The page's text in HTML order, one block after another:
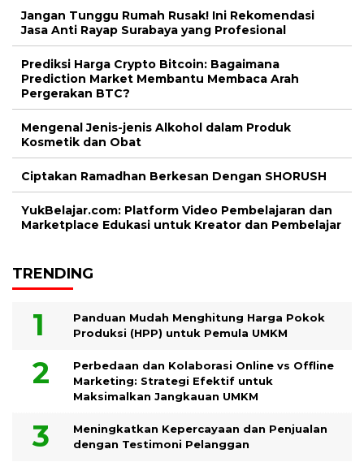
Jangan Tunggu Rumah Rusak! Ini Rekomendasi
Jasa Anti Rayap Surabaya yang Profesional
Prediksi Harga Crypto Bitcoin: Bagaimana
Prediction Market Membantu Membaca Arah
Pergerakan BTC?
Mengenal Jenis-jenis Alkohol dalam Produk
Kosmetik dan Obat
Ciptakan Ramadhan Berkesan Dengan SHORUSH
YukBelajar.com: Platform Video Pembelajaran dan
Marketplace Edukasi untuk Kreator dan Pembelajar
TRENDING
Panduan Mudah Menghitung Harga Pokok
Produksi (HPP) untuk Pemula UMKM
Perbedaan dan Kolaborasi Online vs Offline
Marketing: Strategi Efektif untuk
Maksimalkan Jangkauan UMKM
Meningkatkan Kepercayaan dan Penjualan
dengan Testimoni Pelanggan